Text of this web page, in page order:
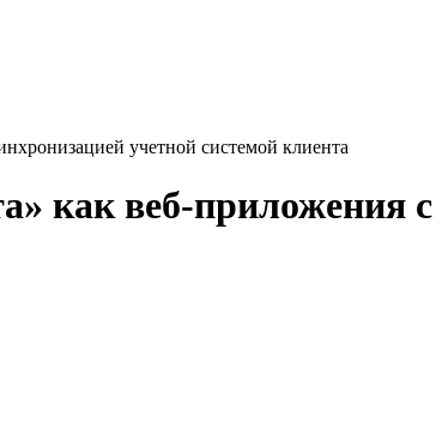
учетной системой клиента
как веб-приложения